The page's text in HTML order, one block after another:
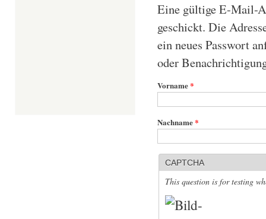
Eine gültige E-Mail-
geschickt. Die
ein neues Passwort
oder
Vorname*
Nachname*
CAPTCHA
This question is for testing